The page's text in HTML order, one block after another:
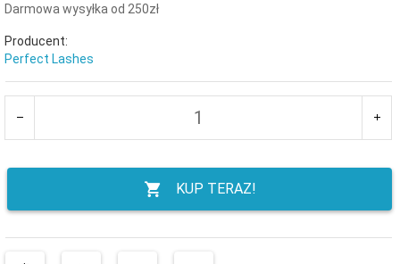
Darmowa wysyłka od 250zł
Producent:
Perfect Lashes
KUP TERAZ!